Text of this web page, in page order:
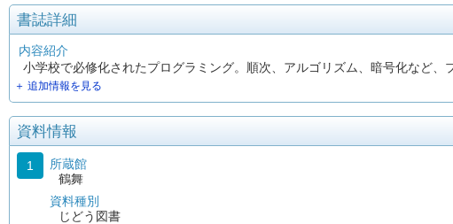
書誌詳細
内容紹介
小学校で必修化されたプログラミング。順次、アルゴリズム、暗号化など
＋ 追加情報を見る
資料情報
1
所蔵館
鶴舞
資料種別
じどう図書